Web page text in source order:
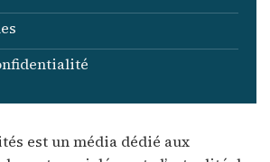
est un média dédié aux